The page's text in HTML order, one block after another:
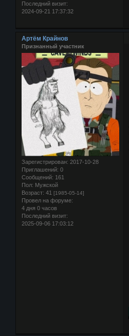
Последний визит:
2024-09-21 17:37:32
Артём Крайнов
Признанный участник
Зарегистрирован: 2017-10-28
Приглашений: 0
Сообщений: 161
Пол: Мужской
Возраст: 41 [1985-05-14]
Провел на форуме:
4 дня 0 часов
Последний визит:
2025-09-06 17:03:12